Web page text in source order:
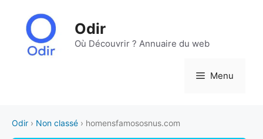
contenu
Odir
Où Découvrir ? Annuaire du web
Menu
Odir › Non classé › homensfamososnus.com